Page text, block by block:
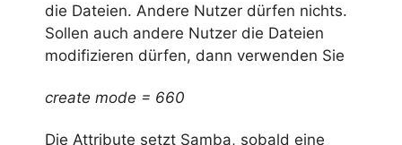
die Dateien. Andere Nutzer dürfen nichts.
Sollen auch andere Nutzer die Dateien
modifizieren dürfen, dann verwenden Sie
create mode = 660
Die Attribute setzt Samba, sobald eine